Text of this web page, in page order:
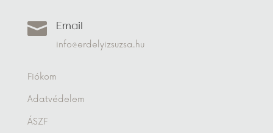
 Email
info@erdelyizsuzsa.hu
Fiókom
Adatvédelem
ÁSZF